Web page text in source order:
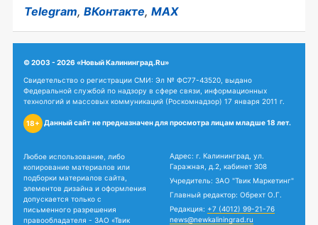
Telegram, ВКонтакте, MAX
© 2003 - 2026 «Новый Калининград.Ru»
Свидетельство о регистрации СМИ: Эл № ФС77-43520, выдано
Федеральной службой по надзору в сфере связи, информационных
технологий и массовых коммуникаций (Роскомнадзор) 17 января 2011 г.
18+ Данный сайт не предназначен для просмотра лицам младше 18 лет.
Любое использование, либо
копирование материалов или
подборки материалов сайта,
элементов дизайна и оформления
допускается только с
письменного разрешения
правообладателя - ЗАО «Твик
Адрес: г. Калининград, ул.
Гаражная, д.2, кабинет 308
Учредитель: ЗАО "Твик Маркетинг"
Главный редактор: Обрехт О.Г.
Редакция: +7 (4012) 99-21-76
news@newkaliningrad.ru